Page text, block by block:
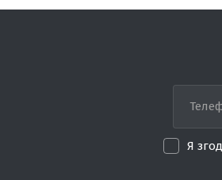
Я